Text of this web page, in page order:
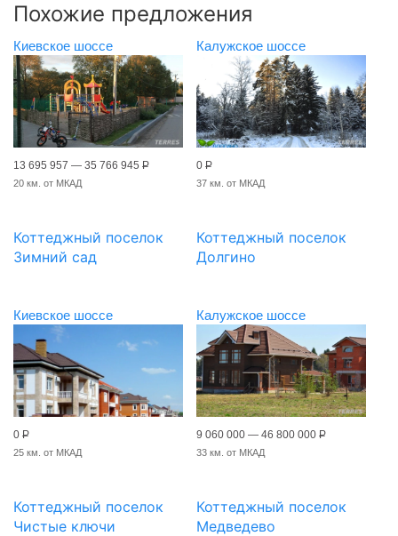
Похожие предложения
Киевское шоссе
13 695 957 — 35 766 945 Р
20 км. от МКАД
Коттеджный поселок
Зимний сад
Калужское шоссе
0 Р
37 км. от МКАД
Коттеджный поселок
Долгино
Киевское шоссе
0 Р
25 км. от МКАД
Коттеджный поселок
Чистые ключи
Калужское шоссе
9 060 000 — 46 800 000 Р
33 км. от МКАД
Коттеджный поселок
Медведево